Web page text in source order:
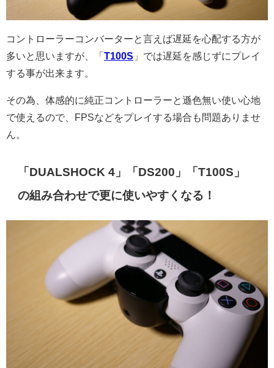
コントローラーコンバーターと言えば遅延を心配する方が
多いと思いますが、「 T100S 」では遅延を感じずにプレイ
する事が出来ます。
その為、体感的に純正コントローラーと遜色無い使い心地
で使えるので、FPSなどをプレイする場合も問題ありませ
ん。
「DUALSHOCK 4」「DS200」「T100S」
の組み合わせで更に使いやすくなる！